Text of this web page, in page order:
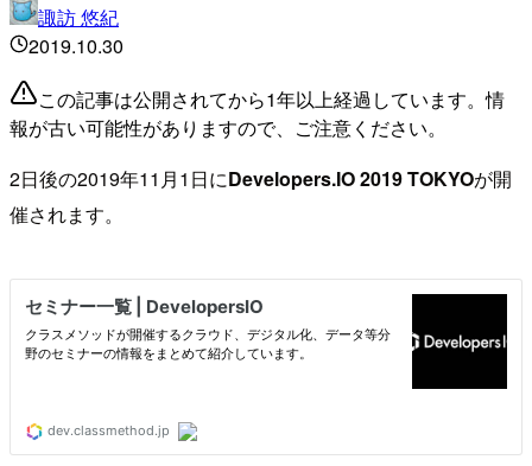
諏訪 悠紀
2019.10.30
この記事は公開されてから1年以上経過しています。情
報が古い可能性がありますので、ご注意ください。
2日後の2019年11月1日にDevelopers.IO 2019 TOKYOが開
催されます。